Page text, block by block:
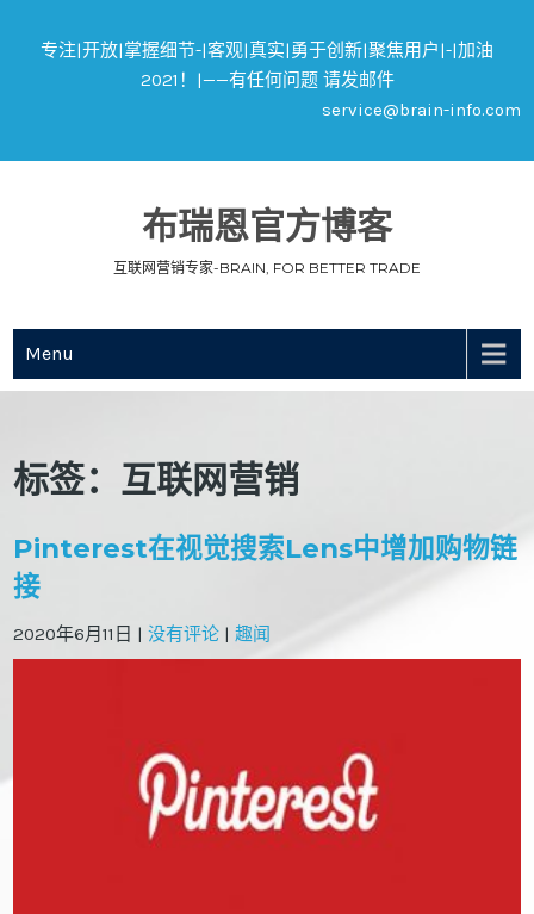
专注|开放|掌握细节-|客观|真实|勇于创新|聚焦用户|-|加油
2021！|——有任何问题 请发邮件
service@brain-info.com
布瑞恩官方博客
互联网营销专家-BRAIN, FOR BETTER TRADE
Menu
标签：互联网营销
Pinterest在视觉搜索Lens中增加购物链
接
2020年6月11日 |没有评论 |趣闻